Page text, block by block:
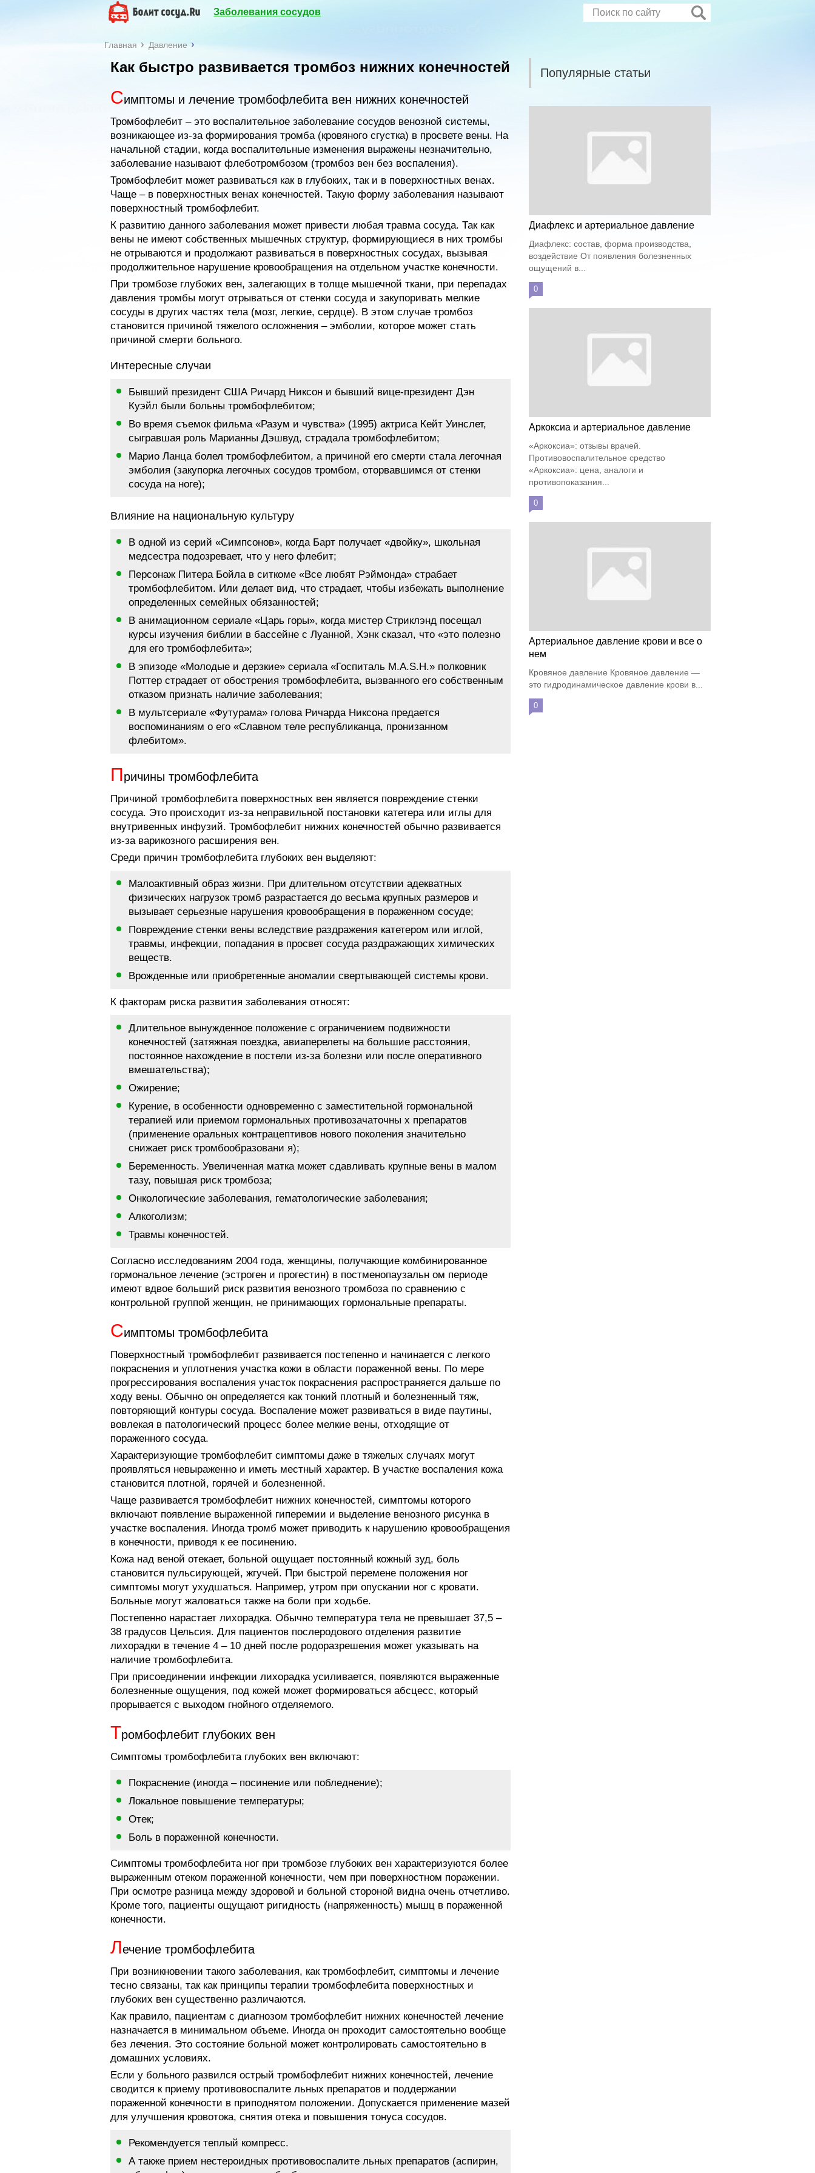
Заболевания сосудов
Главная Давление
Как быстро развивается тромбоз нижних конечностей
Симптомы и лечение тромбофлебита вен нижних конечностей
Тромбофлебит – это воспалительное заболевание сосудов венозной системы,
возникающее из-за формирования тромба (кровяного сгустка) в просвете вены. На
начальной стадии, когда воспалительные изменения выражены незначительно,
заболевание называют флеботромбозом (тромбоз вен без воспаления).
Тромбофлебит может развиваться как в глубоких, так и в поверхностных венах.
Чаще – в поверхностных венах конечностей. Такую форму заболевания называют
поверхностный тромбофлебит.
К развитию данного заболевания может привести любая травма сосуда. Так как
вены не имеют собственных мышечных структур, формирующиеся в них тромбы
не отрываются и продолжают развиваться в поверхностных сосудах, вызывая
продолжительное нарушение кровообращения на отдельном участке конечности.
При тромбозе глубоких вен, залегающих в толще мышечной ткани, при перепадах
давления тромбы могут отрываться от стенки сосуда и закупоривать мелкие
сосуды в других частях тела (мозг, легкие, сердце). В этом случае тромбоз
становится причиной тяжелого осложнения – эмболии, которое может стать
причиной смерти больного.
Интересные случаи
Бывший президент США Ричард Никсон и бывший вице-президент Дэн
Куэйл были больны тромбофлебитом;
Во время съемок фильма «Разум и чувства» (1995) актриса Кейт Уинслет,
сыгравшая роль Марианны Дэшвуд, страдала тромбофлебитом;
Марио Ланца болел тромбофлебитом, а причиной его смерти стала легочная
эмболия (закупорка легочных сосудов тромбом, оторвавшимся от стенки
сосуда на ноге);
Влияние на национальную культуру
В одной из серий «Симпсонов», когда Барт получает «двойку», школьная
медсестра подозревает, что у него флебит;
Персонаж Питера Бойла в ситкоме «Все любят Рэймонда» страбает
тромбофлебитом. Или делает вид, что страдает, чтобы избежать выполнение
определенных семейных обязанностей;
В анимационном сериале «Царь горы», когда мистер Стриклэнд посещал
курсы изучения библии в бассейне с Луанной, Хэнк сказал, что «это полезно
для его тромбофлебита»;
В эпизоде «Молодые и дерзкие» сериала «Госпиталь M.A.S.H.» полковник
Поттер страдает от обострения тромбофлебита, вызванного его собственным
отказом признать наличие заболевания;
В мультсериале «Футурама» голова Ричарда Никсона предается
воспоминаниям о его «Славном теле республиканца, пронизанном
флебитом».
Причины тромбофлебита
Причиной тромбофлебита поверхностных вен является повреждение стенки
сосуда. Это происходит из-за неправильной постановки катетера или иглы для
внутривенных инфузий. Тромбофлебит нижних конечностей обычно развивается
из-за варикозного расширения вен.
Среди причин тромбофлебита глубоких вен выделяют:
Малоактивный образ жизни. При длительном отсутствии адекватных
физических нагрузок тромб разрастается до весьма крупных размеров и
вызывает серьезные нарушения кровообращения в пораженном сосуде;
Повреждение стенки вены вследствие раздражения катетером или иглой,
травмы, инфекции, попадания в просвет сосуда раздражающих химических
веществ.
Врожденные или приобретенные аномалии свертывающей системы крови.
К факторам риска развития заболевания относят:
Длительное вынужденное положение с ограничением подвижности
конечностей (затяжная поездка, авиаперелеты на большие расстояния,
постоянное нахождение в постели из-за болезни или после оперативного
вмешательства);
Ожирение;
Курение, в особенности одновременно с заместительной гормональной
терапией или приемом гормональных противозачаточны х препаратов
(применение оральных контрацептивов нового поколения значительно
снижает риск тромбообразовани я);
Беременность. Увеличенная матка может сдавливать крупные вены в малом
тазу, повышая риск тромбоза;
Онкологические заболевания, гематологические заболевания;
Алкоголизм;
Травмы конечностей.
Согласно исследованиям 2004 года, женщины, получающие комбинированное
гормональное лечение (эстроген и прогестин) в постменопаузальн ом периоде
имеют вдвое больший риск развития венозного тромбоза по сравнению с
контрольной группой женщин, не принимающих гормональные препараты.
Симптомы тромбофлебита
Поверхностный тромбофлебит развивается постепенно и начинается с легкого
покраснения и уплотнения участка кожи в области пораженной вены. По мере
прогрессирования воспаления участок покраснения распространяется дальше по
ходу вены. Обычно он определяется как тонкий плотный и болезненный тяж,
повторяющий контуры сосуда. Воспаление может развиваться в виде паутины,
вовлекая в патологический процесс более мелкие вены, отходящие от
пораженного сосуда.
Характеризующие тромбофлебит симптомы даже в тяжелых случаях могут
проявляться невыраженно и иметь местный характер. В участке воспаления кожа
становится плотной, горячей и болезненной.
Чаще развивается тромбофлебит нижних конечностей, симптомы которого
включают появление выраженной гиперемии и выделение венозного рисунка в
участке воспаления. Иногда тромб может приводить к нарушению кровообращения
в конечности, приводя к ее посинению.
Кожа над веной отекает, больной ощущает постоянный кожный зуд, боль
становится пульсирующей, жгучей. При быстрой перемене положения ног
симптомы могут ухудшаться. Например, утром при опускании ног с кровати.
Больные могут жаловаться также на боли при ходьбе.
Постепенно нарастает лихорадка. Обычно температура тела не превышает 37,5 –
38 градусов Цельсия. Для пациентов послеродового отделения развитие
лихорадки в течение 4 – 10 дней после родоразрешения может указывать на
наличие тромбофлебита.
При присоединении инфекции лихорадка усиливается, появляются выраженные
болезненные ощущения, под кожей может формироваться абсцесс, который
прорывается с выходом гнойного отделяемого.
Тромбофлебит глубоких вен
Симптомы тромбофлебита глубоких вен включают:
Покраснение (иногда – посинение или побледнение);
Локальное повышение температуры;
Отек;
Боль в пораженной конечности.
Симптомы тромбофлебита ног при тромбозе глубоких вен характеризуются более
выраженным отеком пораженной конечности, чем при поверхностном поражении.
При осмотре разница между здоровой и больной стороной видна очень отчетливо.
Кроме того, пациенты ощущают ригидность (напряженность) мышц в пораженной
конечности.
Лечение тромбофлебита
При возникновении такого заболевания, как тромбофлебит, симптомы и лечение
тесно связаны, так как принципы терапии тромбофлебита поверхностных и
глубоких вен существенно различаются.
Как правило, пациентам с диагнозом тромбофлебит нижних конечностей лечение
назначается в минимальном объеме. Иногда он проходит самостоятельно вообще
без лечения. Это состояние больной может контролировать самостоятельно в
домашних условиях.
Если у больного развился острый тромбофлебит нижних конечностей, лечение
сводится к приему противовоспалите льных препаратов и поддержании
пораженной конечности в приподнятом положении. Допускается применение мазей
для улучшения кровотока, снятия отека и повышения тонуса сосудов.
Рекомендуется теплый компресс.
А также прием нестероидных противовоспалите льных препаратов (аспирин,
Популярные статьи
Диафлекс и артериальное давление
Диафлекс: состав, форма производства,
воздействие От появления болезненных
ощущений в...
0
Аркоксиа и артериальное давление
«Аркоксиа»: отзывы врачей.
Противовоспалительное средство
«Аркоксиа»: цена, аналоги и
противопоказания...
0
Артериальное давление крови и все о
нем
Кровяное давление Кровяное давление —
это гидродинамическое давление крови в...
0